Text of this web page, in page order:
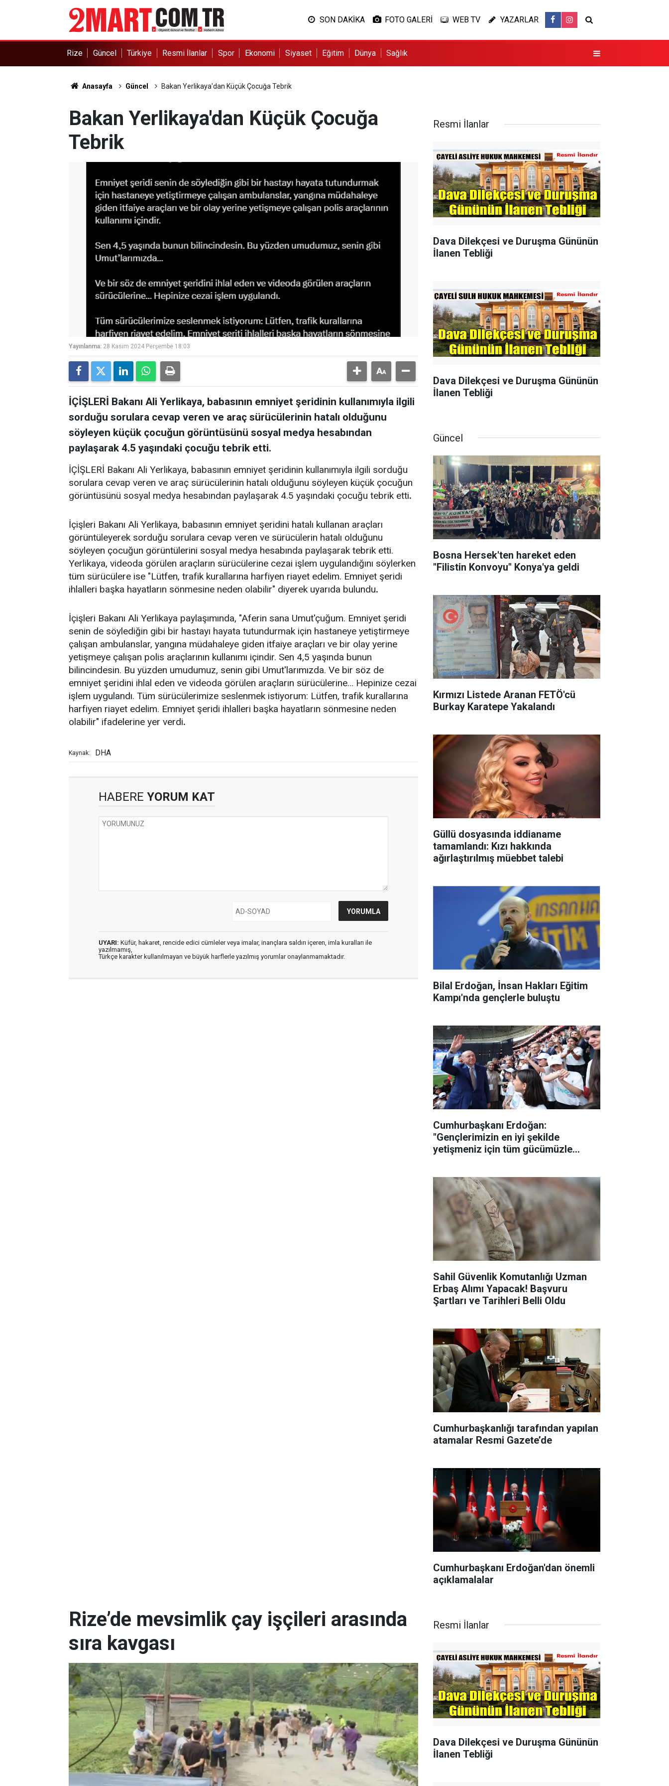
SON DAKİKA FOTO GALERİ WEB TV YAZARLAR
Rize Güncel Türkiye Resmi İlanlar Spor Ekonomi Siyaset Eğitim Dünya Sağlık
Anasayfa Güncel Bakan Yerlikaya'dan Küçük Çocuğa Tebrik
Bakan Yerlikaya'dan Küçük Çocuğa
Tebrik
Yayınlanma: 28 Kasım 2024 Perşembe 18:03
İÇİŞLERİ Bakanı Ali Yerlikaya, babasının emniyet şeridinin kullanımıyla ilgili
sorduğu sorulara cevap veren ve araç sürücülerinin hatalı olduğunu
söyleyen küçük çocuğun görüntüsünü sosyal medya hesabından
paylaşarak 4.5 yaşındaki çocuğu tebrik etti.
İÇİŞLERİ Bakanı Ali Yerlikaya, babasının emniyet şeridinin kullanımıyla ilgili sorduğu
sorulara cevap veren ve araç sürücülerinin hatalı olduğunu söyleyen küçük çocuğun
görüntüsünü sosyal medya hesabından paylaşarak 4.5 yaşındaki çocuğu tebrik etti.
İçişleri Bakanı Ali Yerlikaya, babasının emniyet şeridini hatalı kullanan araçları
görüntüleyerek sorduğu sorulara cevap veren ve sürücülerin hatalı olduğunu
söyleyen çocuğun görüntülerini sosyal medya hesabında paylaşarak tebrik etti.
Yerlikaya, videoda görülen araçların sürücülerine cezai işlem uygulandığını söylerken
tüm sürücülere ise "Lütfen, trafik kurallarına harfiyen riayet edelim. Emniyet şeridi
ihlalleri başka hayatların sönmesine neden olabilir" diyerek uyarıda bulundu.
İçişleri Bakanı Ali Yerlikaya paylaşımında, "Aferin sana Umut'çuğum. Emniyet şeridi
senin de söylediğin gibi bir hastayı hayata tutundurmak için hastaneye yetiştirmeye
çalışan ambulanslar, yangına müdahaleye giden itfaiye araçları ve bir olay yerine
yetişmeye çalışan polis araçlarının kullanımı içindir. Sen 4,5 yaşında bunun
bilincindesin. Bu yüzden umudumuz, senin gibi Umut'larımızda. Ve bir söz de
emniyet şeridini ihlal eden ve videoda görülen araçların sürücülerine… Hepinize cezai
işlem uygulandı. Tüm sürücülerimize seslenmek istiyorum: Lütfen, trafik kurallarına
harfiyen riayet edelim. Emniyet şeridi ihlalleri başka hayatların sönmesine neden
olabilir" ifadelerine yer verdi.
Kaynak: DHA
HABERE YORUM KAT
UYARI: Küfür, hakaret, rencide edici cümleler veya imalar, inançlara saldırı içeren, imla kuralları ile
yazılmamış,
Türkçe karakter kullanılmayan ve büyük harflerle yazılmış yorumlar onaylanmamaktadır.
Resmi İlanlar
Dava Dilekçesi ve Duruşma Gününün
İlanen Tebliği
Dava Dilekçesi ve Duruşma Gününün
İlanen Tebliği
Güncel
Bosna Hersek'ten hareket eden
"Filistin Konvoyu" Konya'ya geldi
Kırmızı Listede Aranan FETÖ'cü
Burkay Karatepe Yakalandı
Güllü dosyasında iddianame
tamamlandı: Kızı hakkında
ağırlaştırılmış müebbet talebi
Bilal Erdoğan, İnsan Hakları Eğitim
Kampı'nda gençlerle buluştu
Cumhurbaşkanı Erdoğan:
"Gençlerimizin en iyi şekilde
yetişmeniz için tüm gücümüzle
Sahil Güvenlik Komutanlığı Uzman
Erbaş Alımı Yapacak! Başvuru
Şartları ve Tarihleri Belli Oldu
Cumhurbaşkanlığı tarafından yapılan
atamalar Resmi Gazete’de
Cumhurbaşkanı Erdoğan'dan önemli
açıklamalalar
Rize’de mevsimlik çay işçileri arasında
sıra kavgası
Resmi İlanlar
Dava Dilekçesi ve Duruşma Gününün
İlanen Tebliği